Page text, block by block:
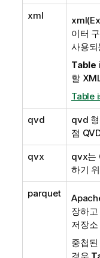
xml xml
이터
사용되
Table
할
Table
qvd qvd
점
qvx qvx는
하기
parquet
장하
저장
중첩